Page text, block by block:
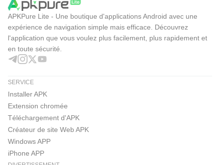
APKPure Lite - Une boutique d'applications Android avec une
expérience de navigation simple mais efficace. Découvrez
l'application que vous voulez plus facilement, plus rapidement et
en toute sécurité.
SERVICE
Installer APK
Extension chromée
Téléchargement d'APK
Créateur de site Web APK
Windows APP
iPhone APP